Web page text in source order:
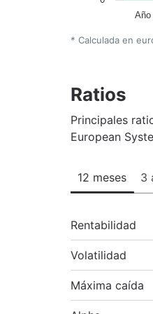
Año
* Calculada en
Ratios
Principales
European
12 meses 3
Rentabilidad
Volatilidad
Máxima caída